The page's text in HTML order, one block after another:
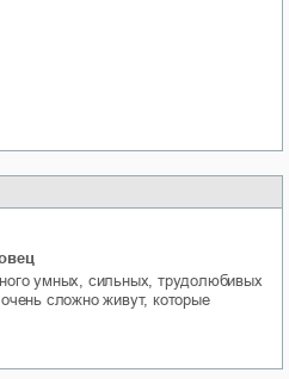
умных, сильных, трудолюбивых
сложно живут, которые